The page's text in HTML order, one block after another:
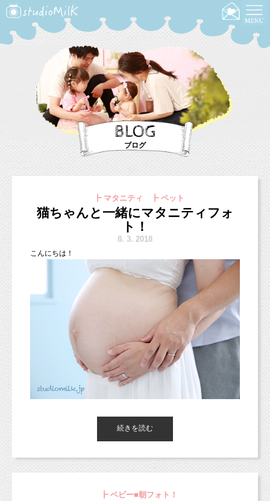
BLOG
ブログ
┣ マタニティ ┣ ペット
猫ちゃんと一緒にマタニティフォ
ト！
8. 3. 2018
こんにちは！
東京都杉並区西荻窪のフォトスタジオ「スタジオミルク 」の小池
続きを読む
┣ ベビー■朝フォト！